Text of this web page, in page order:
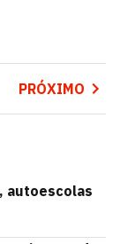
PRÓXIMO
autoescolas